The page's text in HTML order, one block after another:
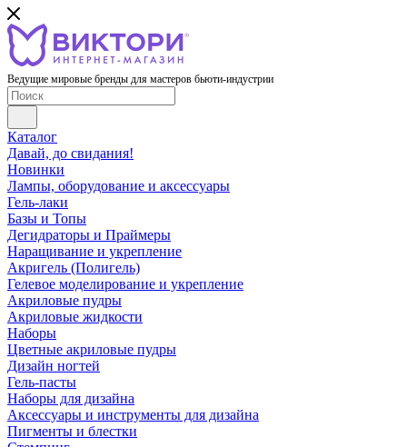
Ведущие мировые бренды для мастеров бьюти-индустрии
Каталог
Давай, до свидания!
Новинки
Лампы, оборудование и аксессуары
Гель-лаки
Базы и Топы
Дегидраторы и Праймеры
Наращивание и укрепление
Акригель (Полигель)
Гелевое моделирование и укрепление
Акриловые пудры
Акриловые жидкости
Наборы
Цветные акриловые пудры
Дизайн ногтей
Гель-пасты
Наборы для дизайна
Аксессуары и инструменты для дизайна
Пигменты и блестки